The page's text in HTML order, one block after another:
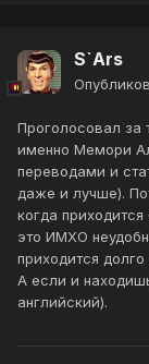
S`Ars
Проголосовал за
именно Мемори
переводами и
даже и лучше).
когда
это ИМХО
приходится
А если и
английский).